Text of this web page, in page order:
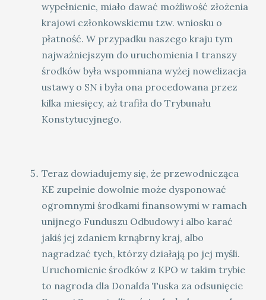
wypełnienie, miało dawać możliwość złożenia
krajowi członkowskiemu tzw. wniosku o
płatność. W przypadku naszego kraju tym
najważniejszym do uruchomienia I transzy
środków była wspomniana wyżej nowelizacja
ustawy o SN i była ona procedowana przez
kilka miesięcy, aż trafiła do Trybunału
Konstytucyjnego.
Teraz dowiadujemy się, że przewodnicząca
KE zupełnie dowolnie może dysponować
ogromnymi środkami finansowymi w ramach
unijnego Funduszu Odbudowy i albo karać
jakiś jej zdaniem krnąbrny kraj, albo
nagradzać tych, którzy działają po jej myśli.
Uruchomienie środków z KPO w takim trybie
to nagroda dla Donalda Tuska za odsunięcie